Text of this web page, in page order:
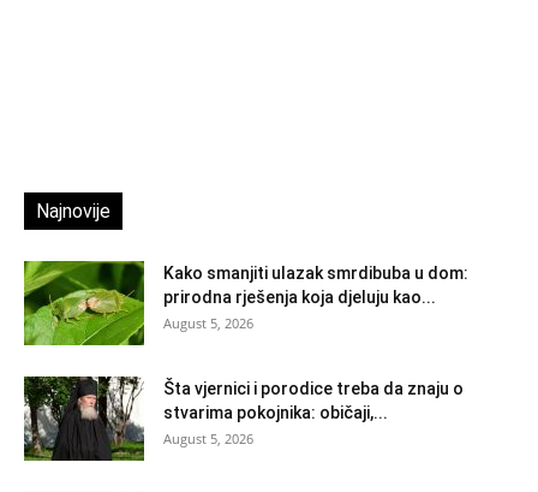
Najnovije
Kako smanjiti ulazak smrdibuba u dom:
prirodna rješenja koja djeluju kao...
August 5, 2026
Šta vjernici i porodice treba da znaju o
stvarima pokojnika: običaji,...
August 5, 2026